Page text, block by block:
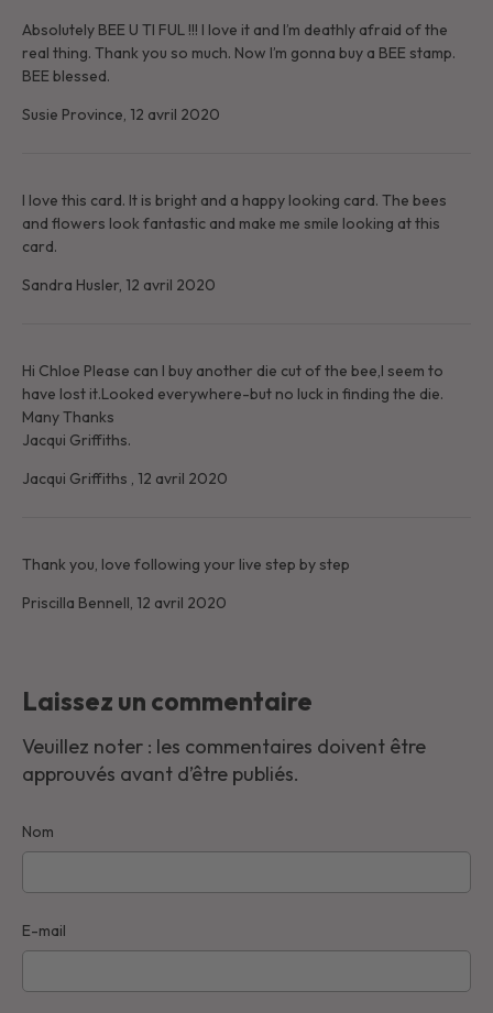
Absolutely BEE U TI FUL !!! I love it and I’m deathly afraid of the
real thing. Thank you so much. Now I’m gonna buy a BEE stamp.
BEE blessed.
Susie Province, 12 avril 2020
I love this card. It is bright and a happy looking card. The bees
and flowers look fantastic and make me smile looking at this
card.
Sandra Husler, 12 avril 2020
Hi Chloe Please can I buy another die cut of the bee,I seem to
have lost it.Looked everywhere-but no luck in finding the die.
Many Thanks
Jacqui Griffiths.
Jacqui Griffiths , 12 avril 2020
Thank you, love following your live step by step
Priscilla Bennell, 12 avril 2020
Laissez un commentaire
Veuillez noter : les commentaires doivent être
approuvés avant d’être publiés.
Nom
E-mail